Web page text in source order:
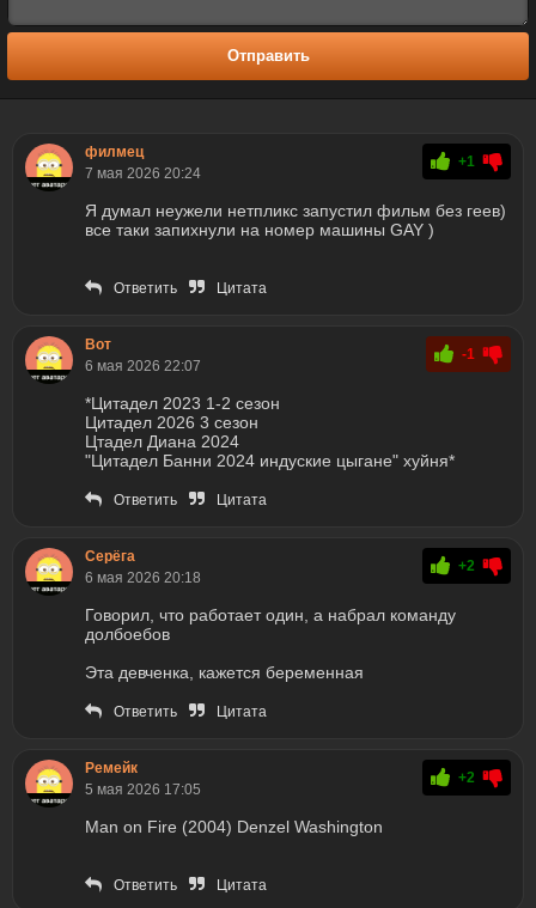
Отправить
филмец
7 мая 2026 20:24
+1
Я думал неужели нетпликс запустил фильм без геев)
все таки запихнули на номер машины GAY )
Ответить Цитата
Вот
6 мая 2026 22:07
-1
*Цитадел 2023 1-2 сезон
Цитадел 2026 3 сезон
Цтадел Диана 2024
"Цитадел Банни 2024 индуские цыгане" хуйня*
Ответить Цитата
Серёга
6 мая 2026 20:18
+2
Говорил, что работает один, а набрал команду
долбоебов
Эта девченка, кажется беременная
Ответить Цитата
Ремейк
5 мая 2026 17:05
+2
Man on Fire (2004) Denzel Washington
Ответить Цитата